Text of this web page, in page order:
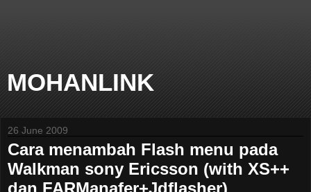
MOHANLINK
26 June 2009
Cara menambah Flash menu pada
Walkman sony Ericsson (with XS++
dan FARManafer+Jdflasher)